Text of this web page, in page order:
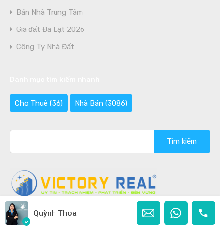
Bán Nhà Trung Tâm
Giá đất Đà Lạt 2026
Công Ty Nhà Đất
Cho Thuê (36) Nhà Bán (3086)
kiếm
cho:
Copyright © 2020 - 2026 Bán nhà Đà Lạt Ghi rõ nguồn
Quỳnh Thoa